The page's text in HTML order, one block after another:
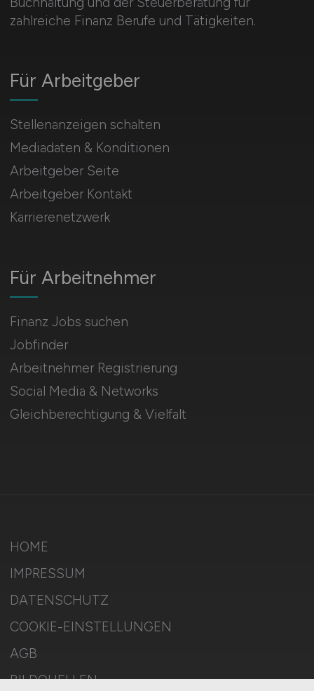
zahlreiche Finanz Berufe und Tätigkeiten.
Für Arbeitnehmer
Finanz Jobs suchen
Jobfinder
Arbeitnehmer Registrierung
Social Media & Networks
Gleichberechtigung & Vielfalt
Für Arbeitgeber
Stellenanzeigen schalten
Mediadaten & Konditionen
Arbeitgeber Seite
Arbeitgeber Kontakt
Karrierenetzwerk
HOME
IMPRESSUM
DATENSCHUTZ
COOKIE-EINSTELLUNGEN
AGB
BILDQUELLEN